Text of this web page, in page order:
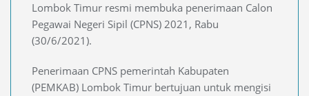
Lombok Timur resmi membuka penerimaan Calon
Pegawai Negeri Sipil (CPNS) 2021, Rabu
(30/6/2021).
Penerimaan CPNS pemerintah Kabupaten
(PEMKAB) Lombok Timur bertujuan untuk mengisi